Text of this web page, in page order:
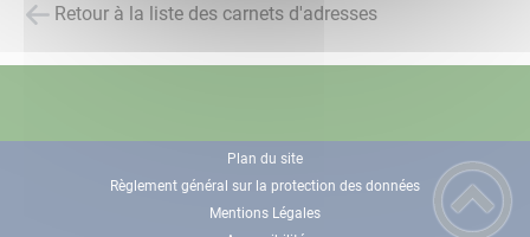
Retour à la liste des carnets d'adresses
Plan du site
Règlement général sur la protection des données
Mentions Légales